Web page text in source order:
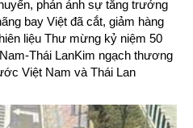
phản ánh sự tăng trưởng
bay Việt đã cắt, giảm hàng
liệu Thư mừng kỷ niệm 50
Thái LanKim ngạch thương
Việt Nam và Thái Lan